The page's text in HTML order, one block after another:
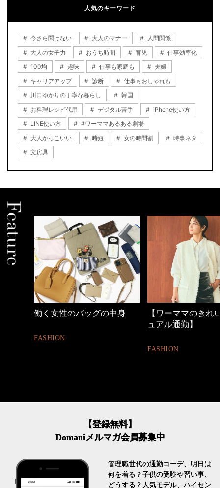
人気のキーワード
今さら聞けない 大人のマナー
人間関係
大人の女子力
おうち時間 育児
仕事効率化
100均
趣味 仕事も家庭も
夫婦
キャリアアップ
診断
仕事もおしゃれも
川口ゆかりの丁寧な暮らし
韓国
お料理レシピ代用
デジタル苦手
iPhone使い方
LINE使い方
#ワーママあるある劇場
大人かっこいい
時短 女の時間割
時事ネタ
文房具
働く女性のバッグの中身
FASHION
【ワーママのきれ
ュアル通勤】
FASHION
【登録無料】
Domaniメルマガ会員募集中
管理職世代の通勤コーデ、明日は
何を着る？子供の受験や習い事、
どうする？人気モデル、ハイセン